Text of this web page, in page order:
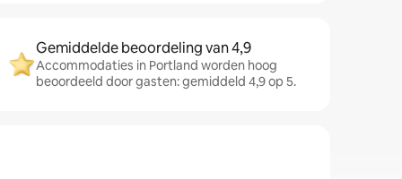
Gemiddelde beoordeling van 4,9
Accommodaties in Portland worden hoog
beoordeeld door gasten: gemiddeld 4,9 op 5.